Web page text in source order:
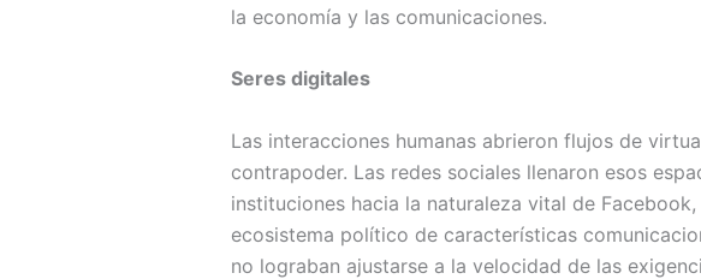
la economía y las comunicaciones.
Seres digitales
Las interacciones humanas abrieron flujos de
contrapoder. Las redes sociales llenaron esos
instituciones hacia la naturaleza vital de
ecosistema político de características
no lograban ajustarse a la velocidad de las